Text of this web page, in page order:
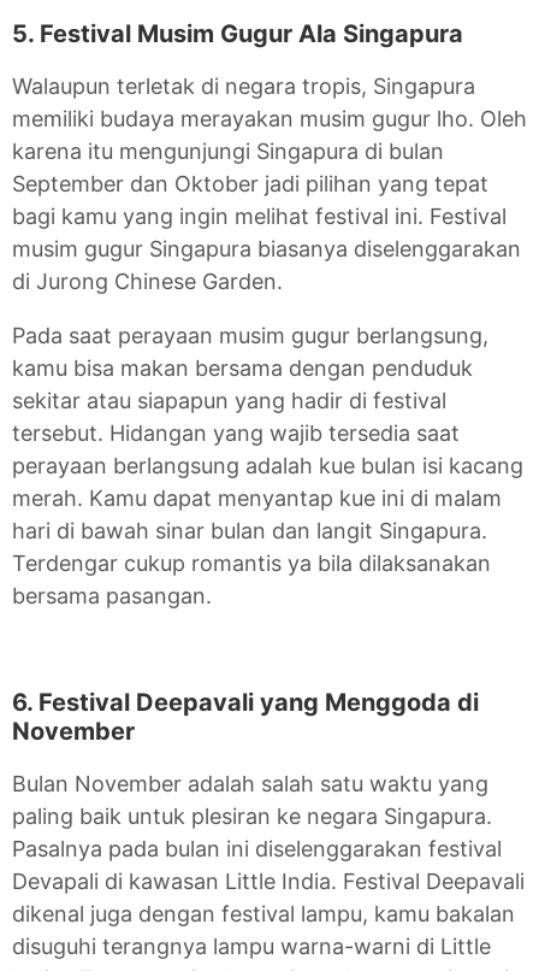
5. Festival Musim Gugur Ala Singapura
Walaupun terletak di negara tropis, Singapura
memiliki budaya merayakan musim gugur lho. Oleh
karena itu mengunjungi Singapura di bulan
September dan Oktober jadi pilihan yang tepat
bagi kamu yang ingin melihat festival ini. Festival
musim gugur Singapura biasanya diselenggarakan
di Jurong Chinese Garden.
Pada saat perayaan musim gugur berlangsung,
kamu bisa makan bersama dengan penduduk
sekitar atau siapapun yang hadir di festival
tersebut. Hidangan yang wajib tersedia saat
perayaan berlangsung adalah kue bulan isi kacang
merah. Kamu dapat menyantap kue ini di malam
hari di bawah sinar bulan dan langit Singapura.
Terdengar cukup romantis ya bila dilaksanakan
bersama pasangan.
6. Festival Deepavali yang Menggoda di
November
Bulan November adalah salah satu waktu yang
paling baik untuk plesiran ke negara Singapura.
Pasalnya pada bulan ini diselenggarakan festival
Devapali di kawasan Little India. Festival Deepavali
dikenal juga dengan festival lampu, kamu bakalan
disuguhi terangnya lampu warna-warni di Little